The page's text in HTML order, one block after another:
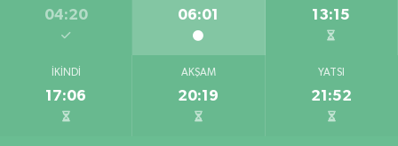
04:20 06:01 13:15
İKINDI
17:06
AKŞAM
20:19
YATSI
21:52